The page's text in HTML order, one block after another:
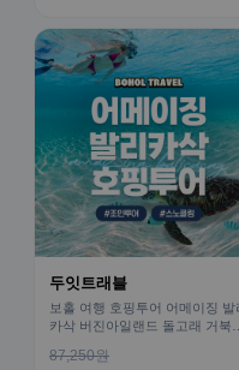
두잇트래블
보홀 여행 호핑투어 어메이징 발
카삭 버진아일랜드 돌고래 거북이
87,250원